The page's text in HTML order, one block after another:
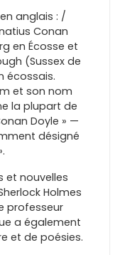
anglais : /
Conan
en Écosse et
(Sussex de
écossais.
et son nom
la plupart de
Doyle » —
désigné
et nouvelles
Holmes
professeur
a également
et de poésies.